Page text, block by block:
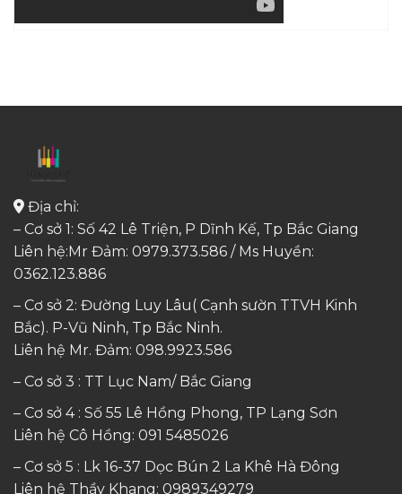
Địa chỉ:
– Cơ sở 1: Số 42 Lê Triện, P Dĩnh Kế, Tp Bắc Giang
Liên hệ:Mr Đảm: 0979.373.586 / Ms Huyền:
0362.123.886
– Cơ sở 2: Đường Luy Lâu( Cạnh sườn TTVH Kinh
Bắc). P-Vũ Ninh, Tp Bắc Ninh.
Liên hệ Mr. Đảm: 098.9923.586
– Cơ sở 3 : TT Lục Nam/ Bắc Giang
– Cơ sở 4 : Số 55 Lê Hồng Phong, TP Lạng Sơn
Liên hệ Cô Hồng: 091 5485026
– Cơ sở 5 : Lk 16-37 Dọc Bún 2 La Khê Hà Đông
Liên hệ Thầy Khang: 0989349279